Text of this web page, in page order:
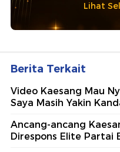
Lihat
Berita Terkait
Video Kaesang Mau
Saya Masih Yakin
Ancang-ancang
Direspons Elite Partai